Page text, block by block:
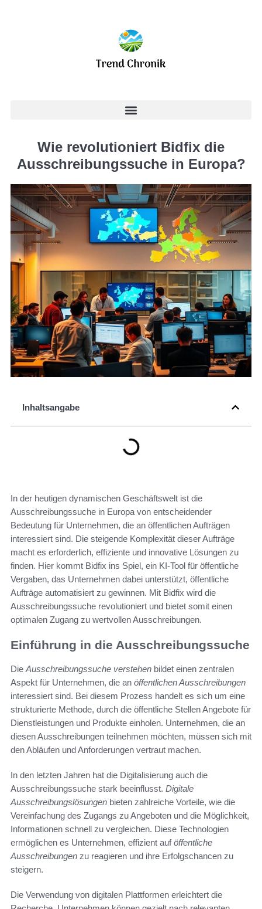
Wie revolutioniert Bidfix die
Ausschreibungssuche in Europa?
Inhaltsangabe
In der heutigen dynamischen Geschäftswelt ist die
Ausschreibungssuche in Europa von entscheidender
Bedeutung für Unternehmen, die an öffentlichen Aufträgen
interessiert sind. Die steigende Komplexität dieser Aufträge
macht es erforderlich, effiziente und innovative Lösungen zu
finden. Hier kommt Bidfix ins Spiel, ein KI-Tool für öffentliche
Vergaben, das Unternehmen dabei unterstützt, öffentliche
Aufträge automatisiert zu gewinnen. Mit Bidfix wird die
Ausschreibungssuche revolutioniert und bietet somit einen
optimalen Zugang zu wertvollen Ausschreibungen.
Einführung in die Ausschreibungssuche
Die Ausschreibungssuche verstehen bildet einen zentralen
Aspekt für Unternehmen, die an öffentlichen Ausschreibungen
interessiert sind. Bei diesem Prozess handelt es sich um eine
strukturierte Methode, durch die öffentliche Stellen Angebote für
Dienstleistungen und Produkte einholen. Unternehmen, die an
diesen Ausschreibungen teilnehmen möchten, müssen sich mit
den Abläufen und Anforderungen vertraut machen.
In den letzten Jahren hat die Digitalisierung auch die
Ausschreibungssuche stark beeinflusst. Digitale
Ausschreibungslösungen bieten zahlreiche Vorteile, wie die
Vereinfachung des Zugangs zu Angeboten und die Möglichkeit,
Informationen schnell zu vergleichen. Diese Technologien
ermöglichen es Unternehmen, effizient auföffentliche
Ausschreibungen zu reagieren und ihre Erfolgschancen zu
steigern.
Die Verwendung von digitalen Plattformen erleichtert die